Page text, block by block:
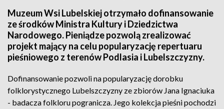
Muzeum Wsi Lubelskiej otrzymało dofinansowanie
ze środków Ministra Kultury i Dziedzictwa
Narodowego. Pieniądze pozwolą zrealizować
projekt mający na celu popularyzację repertuaru
pieśniowego z terenów Podlasia i Lubelszczyzny.
Dofinansowanie pozwoli na popularyzację dorobku
folklorystycznego Lubelszczyzny ze zbiorów Jana Ignaciuka
- badacza folkloru pogranicza. Jego kolekcja pieśni pochodzi